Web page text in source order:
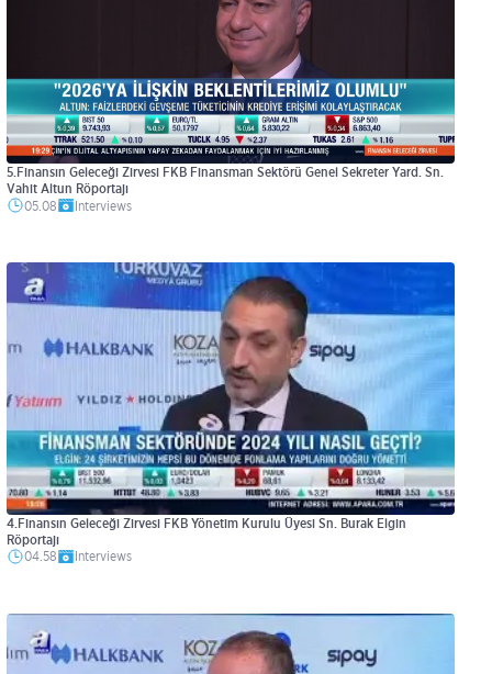
5.Finansın Geleceği Zirvesi FKB Finansman Sektörü Genel Sekreter Yard. Sn.
Vahit Altun Röportajı
05.08
Interviews
4.Finansın Geleceği Zirvesi FKB Yönetim Kurulu Üyesi Sn. Burak Elgin
Röportajı
04.58
Interviews